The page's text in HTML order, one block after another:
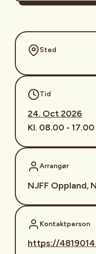
Sted
Tid
24. Oct 2026
Kl. 08.00 - 17.00
Arrangør
NJFF Oppland,
Kontaktperson
https://